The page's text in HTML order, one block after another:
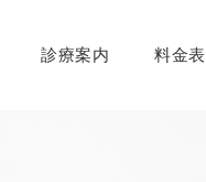
診療案内 料金表